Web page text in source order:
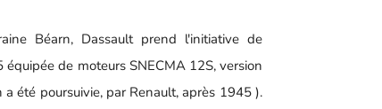
Béarn, Dassault prend l'initiative de
de moteurs SNECMA 12S, version
été poursuivie, par Renault, après 1945 ).